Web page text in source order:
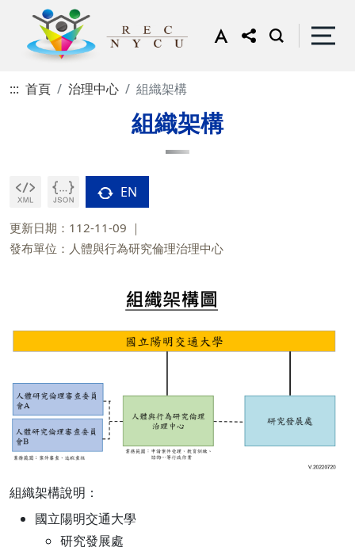
::: 首頁 治理中心 組織架構
組織架構
EN
更新日期：112-11-09
發布單位：人體與行為研究倫理治理中心
組織架構說明：
國立陽明交通大學
研究發展處